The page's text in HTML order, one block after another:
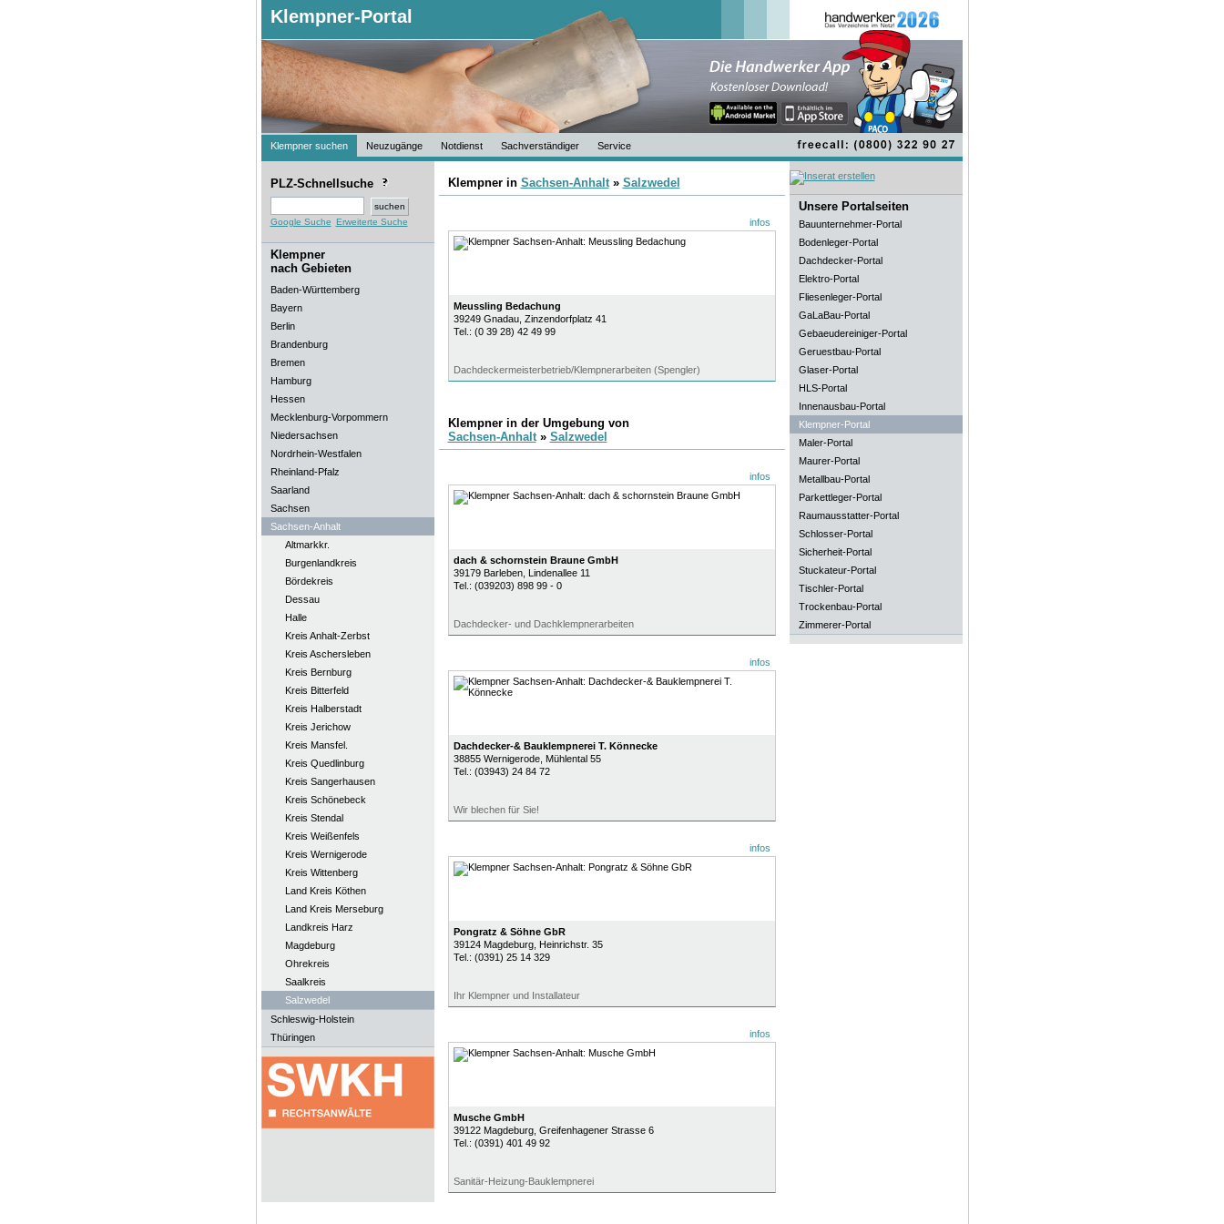
Klempner-Portal
Klempner suchen Neuzugänge Notdienst Sachverständiger Service
PLZ-Schnellsuche
Google Suche Erweiterte Suche
Klempner
nach Gebieten
Baden-Württemberg
Bayern
Berlin
Brandenburg
Bremen
Hamburg
Hessen
Mecklenburg-Vorpommern
Niedersachsen
Nordrhein-Westfalen
Rheinland-Pfalz
Saarland
Sachsen
Sachsen-Anhalt
Altmarkkr.
Burgenlandkreis
Bördekreis
Dessau
Halle
Kreis Anhalt-Zerbst
Kreis Aschersleben
Kreis Bernburg
Kreis Bitterfeld
Kreis Halberstadt
Kreis Jerichow
Kreis Mansfel.
Kreis Quedlinburg
Kreis Sangerhausen
Kreis Schönebeck
Kreis Stendal
Kreis Weißenfels
Kreis Wernigerode
Kreis Wittenberg
Land Kreis Köthen
Land Kreis Merseburg
Landkreis Harz
Magdeburg
Ohrekreis
Saalkreis
Salzwedel
Schleswig-Holstein
Thüringen
Klempner in Sachsen-Anhalt» Salzwedel
infos
Meussling Bedachung
39249 Gnadau, Zinzendorfplatz 41
Tel.: (0 39 28) 42 49 99
Dachdeckermeisterbetrieb/Klempnerarbeiten (Spengler)
Klempner in der Umgebung von
Sachsen-Anhalt» Salzwedel
infos
dach & schornstein Braune GmbH
39179 Barleben, Lindenallee 11
Tel.: (039203) 898 99 - 0
Dachdecker- und Dachklempnerarbeiten
infos
Dachdecker-& Bauklempnerei T. Könnecke
38855 Wernigerode, Mühlental 55
Tel.: (03943) 24 84 72
Wir blechen für Sie!
infos
Pongratz & Söhne GbR
39124 Magdeburg, Heinrichstr. 35
Tel.: (0391) 25 14 329
Ihr Klempner und Installateur
infos
Musche GmbH
39122 Magdeburg, Greifenhagener Strasse 6
Tel.: (0391) 401 49 92
Sanitär-Heizung-Bauklempnerei
Unsere Portalseiten
Bauunternehmer-Portal
Bodenleger-Portal
Dachdecker-Portal
Elektro-Portal
Fliesenleger-Portal
GaLaBau-Portal
Gebaeudereiniger-Portal
Geruestbau-Portal
Glaser-Portal
HLS-Portal
Innenausbau-Portal
Klempner-Portal
Maler-Portal
Maurer-Portal
Metallbau-Portal
Parkettleger-Portal
Raumausstatter-Portal
Schlosser-Portal
Sicherheit-Portal
Stuckateur-Portal
Tischler-Portal
Trockenbau-Portal
Zimmerer-Portal